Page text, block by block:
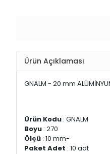
Ürün Açıklaması
GNALM - 20 mm
Ürün Kodu : GNALM
Boyu : 270
Ölçü : 10 mm-
Paket Adet : 10 adt